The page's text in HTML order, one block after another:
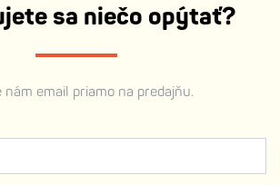
sa niečo opýtať?
nám email priamo na predajňu.